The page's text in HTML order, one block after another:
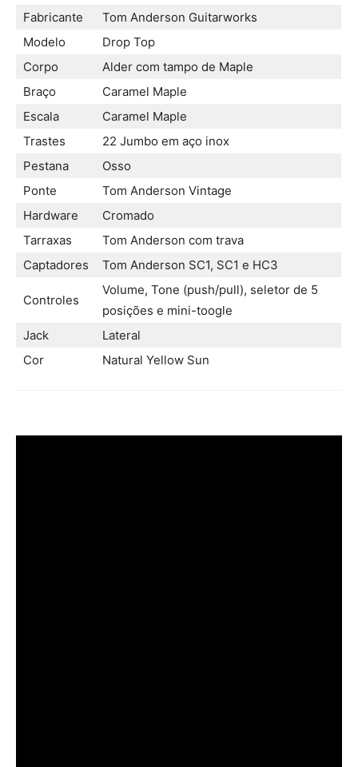
Fabricante
Tom Anderson Guitarworks
Modelo
Drop Top
Corpo
Alder com tampo de Maple
Braço
Caramel Maple
Escala
Caramel Maple
Trastes
22 Jumbo em aço inox
Pestana
Osso
Ponte
Tom Anderson Vintage
Hardware
Cromado
Tarraxas
Tom Anderson com trava
Captadores
Tom Anderson SC1, SC1 e HC3
Controles
Volume, Tone (push/pull), seletor de 5
posições e mini-toogle
Jack
Lateral
Cor
Natural Yellow Sun